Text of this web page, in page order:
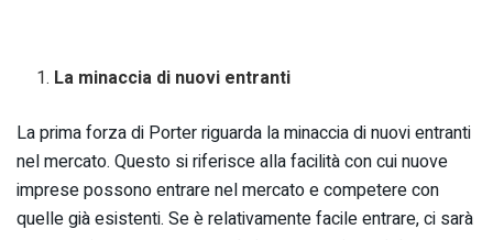
La minaccia di nuovi entranti
La prima forza di Porter riguarda la minaccia di nuovi entranti
nel mercato. Questo si riferisce alla facilità con cui nuove
imprese possono entrare nel mercato e competere con
quelle già esistenti. Se è relativamente facile entrare, ci sarà